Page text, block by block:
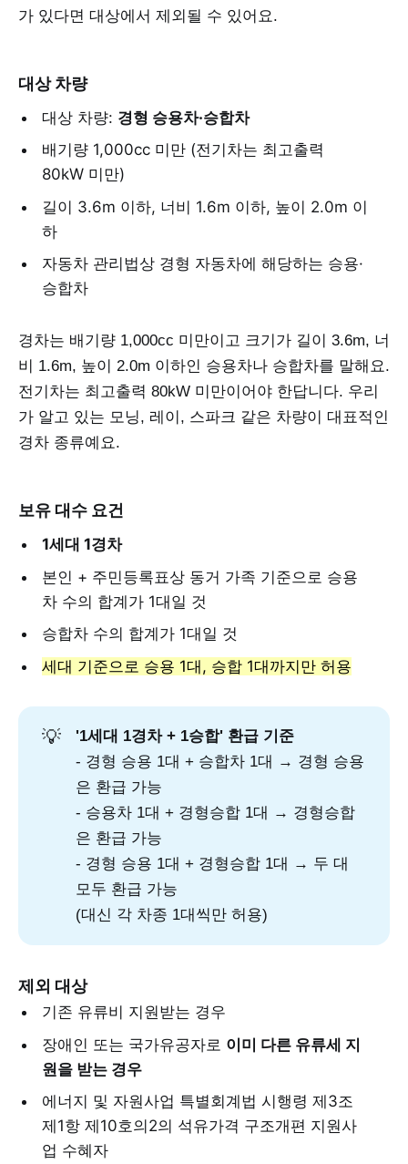
가 있다면 대상에서 제외될 수 있어요.
대상 차량
대상 차량: 경형 승용차·승합차
배기량 1,000cc 미만 (전기차는 최고출력
80kW 미만)
길이 3.6m 이하, 너비 1.6m 이하, 높이 2.0m 이
하
자동차 관리법상 경형 자동차에 해당하는 승용·
승합차
경차는 배기량 1,000cc 미만이고 크기가 길이 3.6m, 너
비 1.6m, 높이 2.0m 이하인 승용차나 승합차를 말해요.
전기차는 최고출력 80kW 미만이어야 한답니다. 우리
가 알고 있는 모닝, 레이, 스파크 같은 차량이 대표적인
경차 종류예요.
보유 대수 요건
1세대 1경차
본인 + 주민등록표상 동거 가족 기준으로 승용
차 수의 합계가 1대일 것
승합차 수의 합계가 1대일 것
세대 기준으로 승용 1대, 승합 1대까지만 허용
💡
'1세대 1경차 + 1승합' 환급 기준
- 경형 승용 1대 + 승합차 1대 → 경형 승용
은 환급 가능
- 승용차 1대 + 경형승합 1대 → 경형승합
은 환급 가능
- 경형 승용 1대 + 경형승합 1대 → 두 대
모두 환급 가능
(대신 각 차종 1대씩만 허용)
제외 대상
기존 유류비 지원받는 경우
장애인 또는 국가유공자로 이미 다른 유류세 지
원을 받는 경우
에너지 및 자원사업 특별회계법 시행령 제3조
제1항 제10호의2의 석유가격 구조개편 지원사
업 수혜자